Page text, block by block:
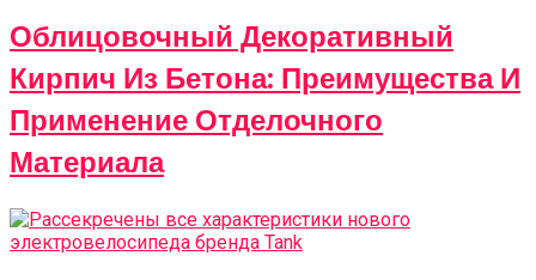
Облицовочный Декоративный
Кирпич Из Бетона: Преимущества И
Применение Отделочного
Материала